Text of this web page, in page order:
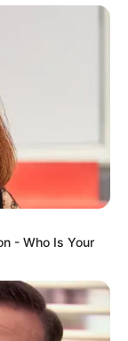
- Who Is Your